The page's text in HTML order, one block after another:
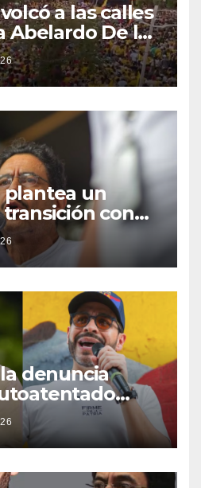
a las calles
Abelardo De la
plantea un
con
una eventual
denuncia
decisión de